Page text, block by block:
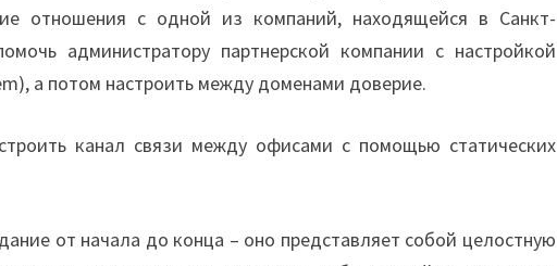
отношения с одной из компаний, находящейся в Санкт-
администратору партнерской компании с настройкой
а потом настроить между доменами доверие.
канал связи между офисами с помощью статических
от начала до конца – оно представляет собой целостную